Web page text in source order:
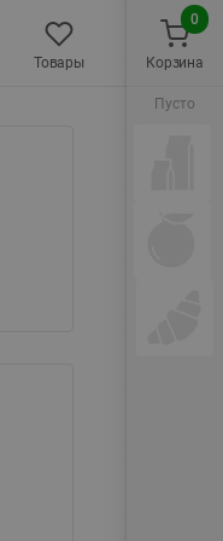
Товары Корзина
0
Пусто